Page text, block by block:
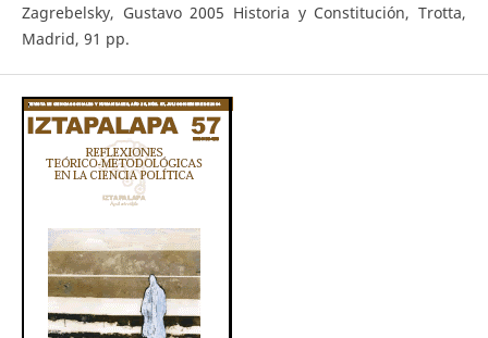
Zagrebelsky, Gustavo 2005 Historia y Constitución, Trotta,
Madrid, 91 pp.